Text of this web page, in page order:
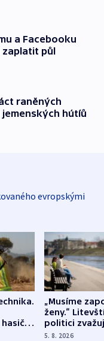
a Facebooku
zaplatit půl
raněných
hútíů
evropskými
z
„Musíme
ženy.“
politici
dohodu o
5. 8. 2026